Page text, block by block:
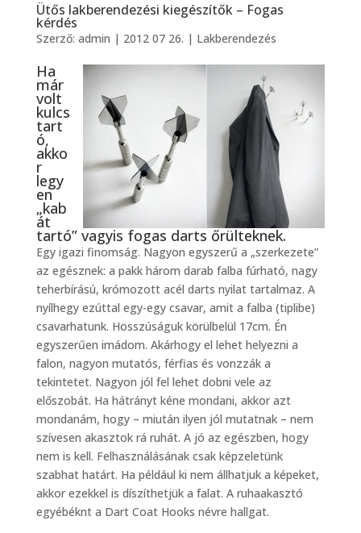
Ütős lakberendezési kiegészítők – Fogas
kérdés
Szerző: admin | 2012 07 26. | Lakberendezés
Ha
már
volt
kulcs
tart
ó,
akko
r
legy
en
„kab
át
tartó” vagyis fogas darts őrülteknek.
Egy igazi finomság. Nagyon egyszerű a „szerkezete”
az egésznek: a pakk három darab falba fúrható, nagy
teherbírású, krómozott acél darts nyilat tartalmaz. A
nyílhegy ezúttal egy-egy csavar, amit a falba (tiplibe)
csavarhatunk. Hosszúságuk körülbelül 17cm. Én
egyszerűen imádom. Akárhogy el lehet helyezni a
falon, nagyon mutatós, férfias és vonzzák a
tekintetet. Nagyon jól fel lehet dobni vele az
előszobát. Ha hátrányt kéne mondani, akkor azt
mondanám, hogy – miután ilyen jól mutatnak – nem
szívesen akasztok rá ruhát. A jó az egészben, hogy
nem is kell. Felhasználásának csak képzeletünk
szabhat határt. Ha például ki nem állhatjuk a képeket,
akkor ezekkel is díszíthetjük a falat. A ruhaakasztó
egyébéknt a Dart Coat Hooks névre hallgat.